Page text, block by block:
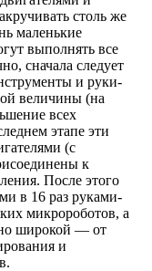
столь же
маленькие
выполнять все
сначала следует
и руки-
величины (на
всех
этапе эти
(с
к
После этого
в 16 раз руками-
микророботов, а
широкой — от
и